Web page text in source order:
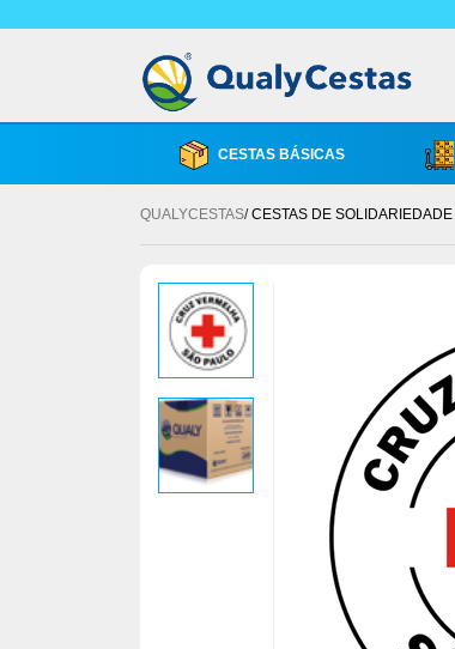
CESTAS BÁSICAS
QUALYCESTAS CESTAS DE SOLIDARIEDADE